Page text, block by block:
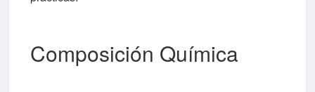
Composición Química